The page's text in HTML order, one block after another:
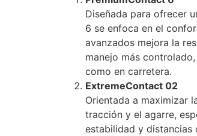
Diseñada para ofrecer
6 se enfoca en el
avanzados mejora la
manejo más
como en carretera.
ExtremeContact 02
Orientada a maximizar
tracción y el agarre,
estabilidad y distancias